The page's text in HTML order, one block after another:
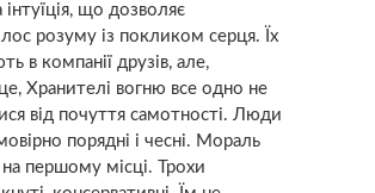
що дозволяє
розуму із покликом серця. Їх
в компанії друзів, але,
Хранителі вогню все одно не
від почуття самотності. Люди
порядні і чесні. Мораль
першому місці. Трохи